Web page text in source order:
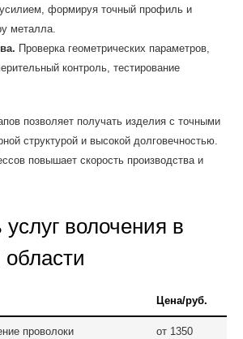
формируя точный профиль и
металла.
Проверка геометрических параметров,
контроль, тестирование
позволяет получать изделия с точными
структурой и высокой долговечностью.
повышает скорость производства и
волочения в
области
Цена/руб.
проволоки от 1350